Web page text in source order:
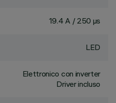
19.4 A / 250 µs
LED
Elettronico con inverter
Driver incluso